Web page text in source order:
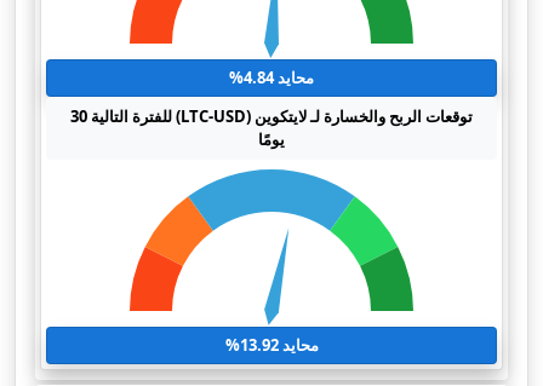
محايد 4.84%
توقعات الربح والخسارة لـ لايتكوين (LTC-USD) للفترة التالية 30
يومًا
محايد 13.92%